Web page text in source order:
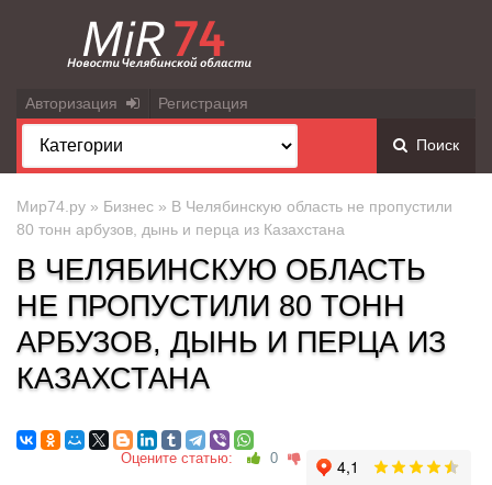
Авторизация Регистрация
Поиск
Мир74.ру » Бизнес » В Челябинскую область не пропустили
80 тонн арбузов, дынь и перца из Казахстана
В ЧЕЛЯБИНСКУЮ ОБЛАСТЬ
НЕ ПРОПУСТИЛИ 80 ТОНН
АРБУЗОВ, ДЫНЬ И ПЕРЦА ИЗ
КАЗАХСТАНА
Оцените статью: 0